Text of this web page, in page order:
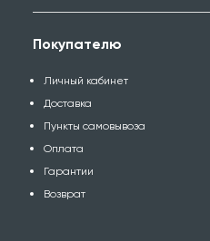
Покупателю
Личный кабинет
Доставка
Пункты самовывоза
Оплата
Гарантии
Возврат